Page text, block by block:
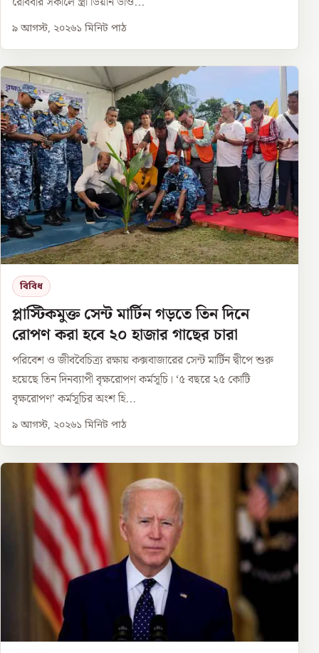
৯ আগস্ট, ২০২৬১ মিনিট পাঠ
বিবিধ
প্লাস্টিকমুক্ত সেন্ট মার্টিন গড়তে তিন দিনে
রোপণ করা হবে ২০ হাজার গাছের চারা
পরিবেশ ও জীববৈচিত্র্য রক্ষায় কক্সবাজারের সেন্ট মার্টিন দ্বীপে শুরু
হয়েছে তিন দিনব্যাপী বৃক্ষরোপণ কর্মসূচি। ‘৫ বছরে ২৫ কোটি
বৃক্ষরোপণ’ কর্মসূচির অংশ হি...
৯ আগস্ট, ২০২৬১ মিনিট পাঠ